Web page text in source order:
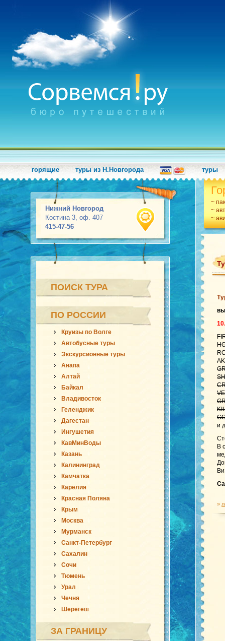
горящие туры из Н.Новгорода туры
Нижний Новгород
Костина 3, оф. 407
415-47-56
~
~
~
ПОИСК ТУРА
ПО РОССИИ
Круизы по Волге
Автобусные туры
Экскурсионные туры
Анапа
Алтай
Байкал
Владивосток
Геленджик
Дагестан
Ингушетия
КавМинВоды
Казань
Калининград
Камчатка
Карелия
Красная Поляна
Крым
Москва
Мурманск
Санкт-Петербург
Сахалин
Сочи
Тюмень
Урал
Чечня
Шерегеш
ЗА ГРАНИЦУ
и
В
»